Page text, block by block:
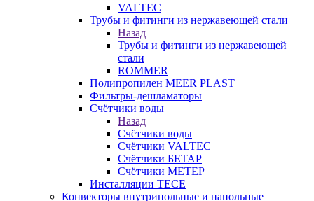
VALTEC
Трубы и фитинги из нержавеющей стали
Назад
Трубы и фитинги из нержавеющей
стали
ROMMER
Полипропилен MEER PLAST
Фильтры-дешламаторы
Счётчики воды
Назад
Счётчики воды
Счётчики VALTEC
Счётчики БЕТАР
Счётчики МЕТЕР
Инсталляции TECE
Конвекторы внутрипольные и напольные